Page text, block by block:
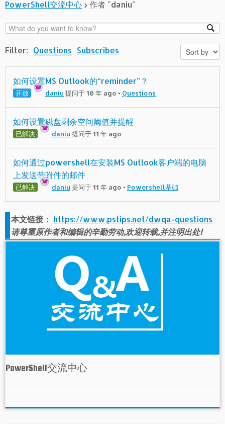
PowerShell交流中心 › 作者 "daniu"
Filter: Questions Subscribes
如何设置MS Outlook的“reminder”？
开放 daniu 提问于 10 年 ago • Questions
如何设置磁盘剩余空间阈值并提醒
已解决 daniu 提问于 11 年 ago
如何通过powershell在安装MS Outlook客户端的电脑
上发送带附件的邮件
已解决 daniu 提问于 11 年 ago • Powershell基础
本文链接： https://www.pstips.net/dwqa-questions
请尊重原作者和编辑的辛勤劳动,欢迎转载,并注明出处!
PowerShell交流中心